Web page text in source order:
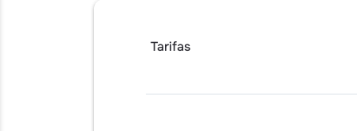
Tarifas